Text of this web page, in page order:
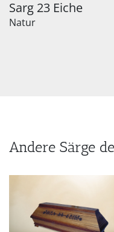
Sarg 23 Eiche
Natur
Andere Särge